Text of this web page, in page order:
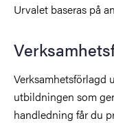
Urvalet baseras på
Verksamhetsförlagd
utbildningen som
handledning får du